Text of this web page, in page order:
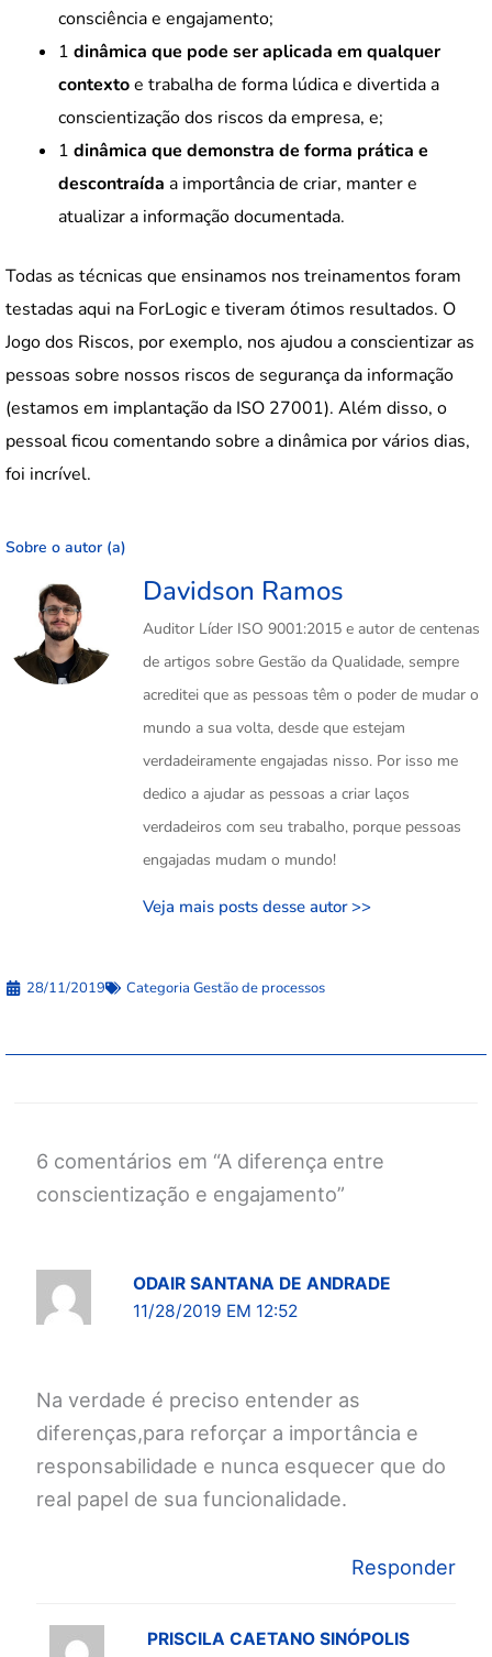
consciência e engajamento;
1 dinâmica que pode ser aplicada em qualquer
contextoe trabalha de forma lúdica e divertida a
conscientização dos riscos da empresa, e;
1 dinâmica que demonstra de forma prática e
descontraída a importância de criar, manter e
atualizar a informação documentada.
Todas as técnicas que ensinamos nos treinamentos foram
testadas aqui na ForLogic e tiveram ótimos resultados. O
Jogo dos Riscos, por exemplo, nos ajudou a conscientizar as
pessoas sobre nossos riscos de segurança da informação
(estamos em implantação da ISO 27001). Além disso, o
pessoal ficou comentando sobre a dinâmica por vários dias,
foi incrível.
Sobre o autor (a)
Davidson Ramos
Auditor Líder ISO 9001:2015 e autor de centenas
de artigos sobre Gestão da Qualidade, sempre
acreditei que as pessoas têm o poder de mudar o
mundo a sua volta, desde que estejam
verdadeiramente engajadas nisso. Por isso me
dedico a ajudar as pessoas a criar laços
verdadeiros com seu trabalho, porque pessoas
engajadas mudam o mundo!
Veja mais posts desse autor >>
28/11/2019 Categoria Gestão de processos
6 comentários em “A diferença entre
conscientização e engajamento”
ODAIR SANTANA DE ANDRADE
11/28/2019 EM 12:52
Na verdade é preciso entender as
diferenças,para reforçar a importância e
responsabilidade e nunca esquecer que do
real papel de sua funcionalidade.
Responder
PRISCILA CAETANO SINÓPOLIS